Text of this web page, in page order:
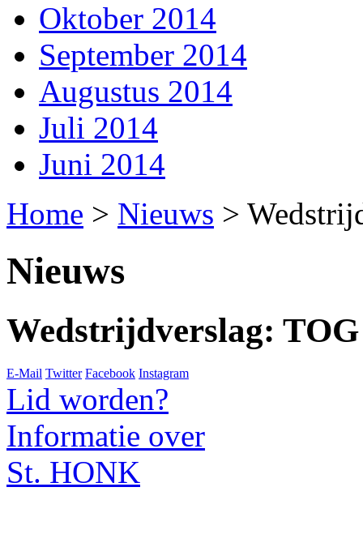
Oktober 2014
September 2014
Augustus 2014
Juli 2014
Juni 2014
Home > Nieuws >
Nieuws
Wedstrijdverslag: TOG
E-Mail Twitter Facebook Instagram
Lid worden?
Informatie over
St. HONK